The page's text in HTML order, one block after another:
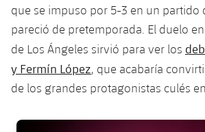
Jugadores
Fotos
Historia
Clasificaciones
Juvenil
Infantil
Alevín
Noticias
Atletismo
plusicon
más
Actualidad
Masculino
Baloncesto en silla de ruedas
plusicon
más
que se impuso por 5-3 en un partido
pareció de pretemporada. El duelo
de Los Ángeles sirvió para ver los
y Fermín López, que acabaría
de los grandes protagonistas culés
FC Barcelona club badge